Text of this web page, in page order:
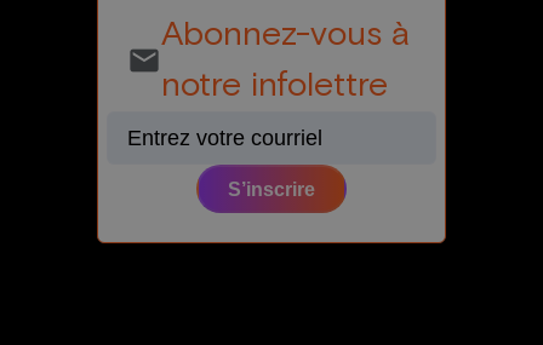
email
Abonnez-vous à
notre infolettre
S’inscrire